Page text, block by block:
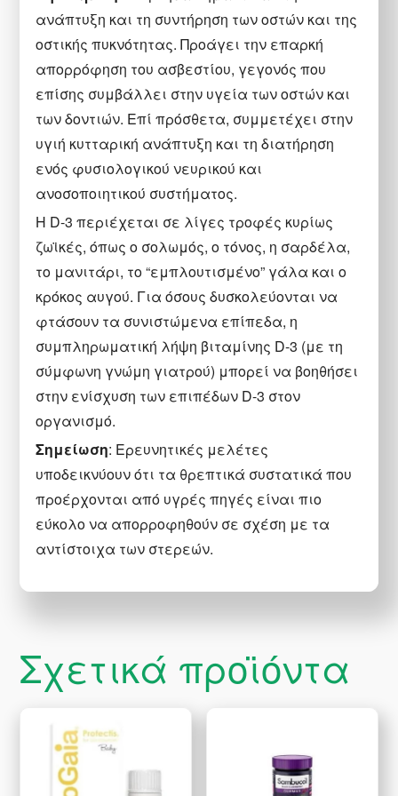
ανάπτυξη και τη συντήρηση των οστών και της
οστικής πυκνότητας. Προάγει την επαρκή
απορρόφηση του ασβεστίου, γεγονός που
επίσης συμβάλλει στην υγεία των οστών και
των δοντιών. Επί πρόσθετα, συμμετέχει στην
υγιή κυτταρική ανάπτυξη και τη διατήρηση
ενός φυσιολογικού νευρικού και
ανοσοποιητικού συστήματος.
Η D-3 περιέχεται σε λίγες τροφές κυρίως
ζωϊκές, όπως o σολωμός, ο τόνος, η σαρδέλα,
το μανιτάρι, το “εμπλουτισμένο” γάλα και ο
κρόκος αυγού. Για όσους δυσκολεύονται να
φτάσουν τα συνιστώμενα επίπεδα, η
συμπληρωματική λήψη βιταμίνης D-3 (με τη
σύμφωνη γνώμη γιατρού) μπορεί να βοηθήσει
στην ενίσχυση των επιπέδων D-3 στον
οργανισμό.
Σημείωση: Ερευνητικές μελέτες
υποδεικνύουν ότι τα θρεπτικά συστατικά που
προέρχονται από υγρές πηγές είναι πιο
εύκολο να απορροφηθούν σε σχέση με τα
αντίστοιχα των στερεών.
Σχετικά προϊόντα